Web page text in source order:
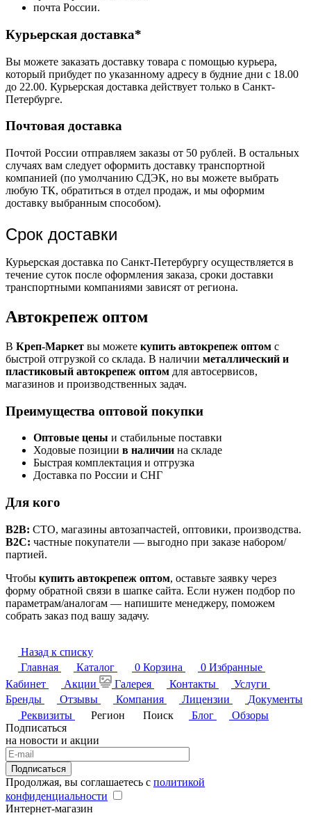
почта России.
Курьерская доставка*
Вы можете заказать доставку товара с помощью курьера,
который прибудет по указанному адресу в будние дни с 18.00
до 22.00. Курьерская доставка действует только в Санкт-
Петербурге.
Почтовая доставка
Почтой России отправляем заказы от 50 рублей. В остальных
случаях вам следует оформить доставку транспортной
компанией (по умолчанию СДЭК, но вы можете выбрать
любую ТК, обратиться в отдел продаж, и мы оформим
доставку выбранным способом).
Срок доставки
Курьерская доставка по Санкт-Петербургу осуществляется в
течение суток после оформления заказа, сроки доставки
транспортными компаниями зависят от региона.
Автокрепеж оптом
В Креп-Маркет вы можете купить автокрепеж оптом с
быстрой отгрузкой со склада. В наличии металлический и
пластиковый автокрепеж оптом для автосервисов,
магазинов и производственных задач.
Преимущества оптовой покупки
Оптовые цены и стабильные поставки
Ходовые позиции в наличии на складе
Быстрая комплектация и отгрузка
Доставка по России и СНГ
Для кого
B2B: СТО, магазины автозапчастей, оптовики, производства.
B2C: частные покупатели — выгодно при заказе набором/
партией.
Чтобы купить автокрепеж оптом, оставьте заявку через
форму обратной связи в шапке сайта. Если нужен подбор по
параметрам/аналогам — напишите менеджеру, поможем
собрать заказ под вашу задачу.
Назад к списку
Главная
Каталог 0 Корзина 0 Избранные
Кабинет
Акции Галерея Контакты
Услуги
Бренды
Отзывы Компания Лицензии
Документы
Реквизиты
Регион Поиск Блог
Обзоры
Подписаться
на новости и акции
Подписаться
Продолжая, вы соглашаетесь с политикой
конфиденциальности
Интернет-магазин